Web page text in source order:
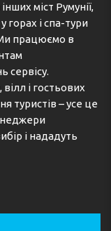
міст Румунії,
горах і спа-тури
працюємо в
сервісу.
і гостьових
туристів – усе це
і нададуть